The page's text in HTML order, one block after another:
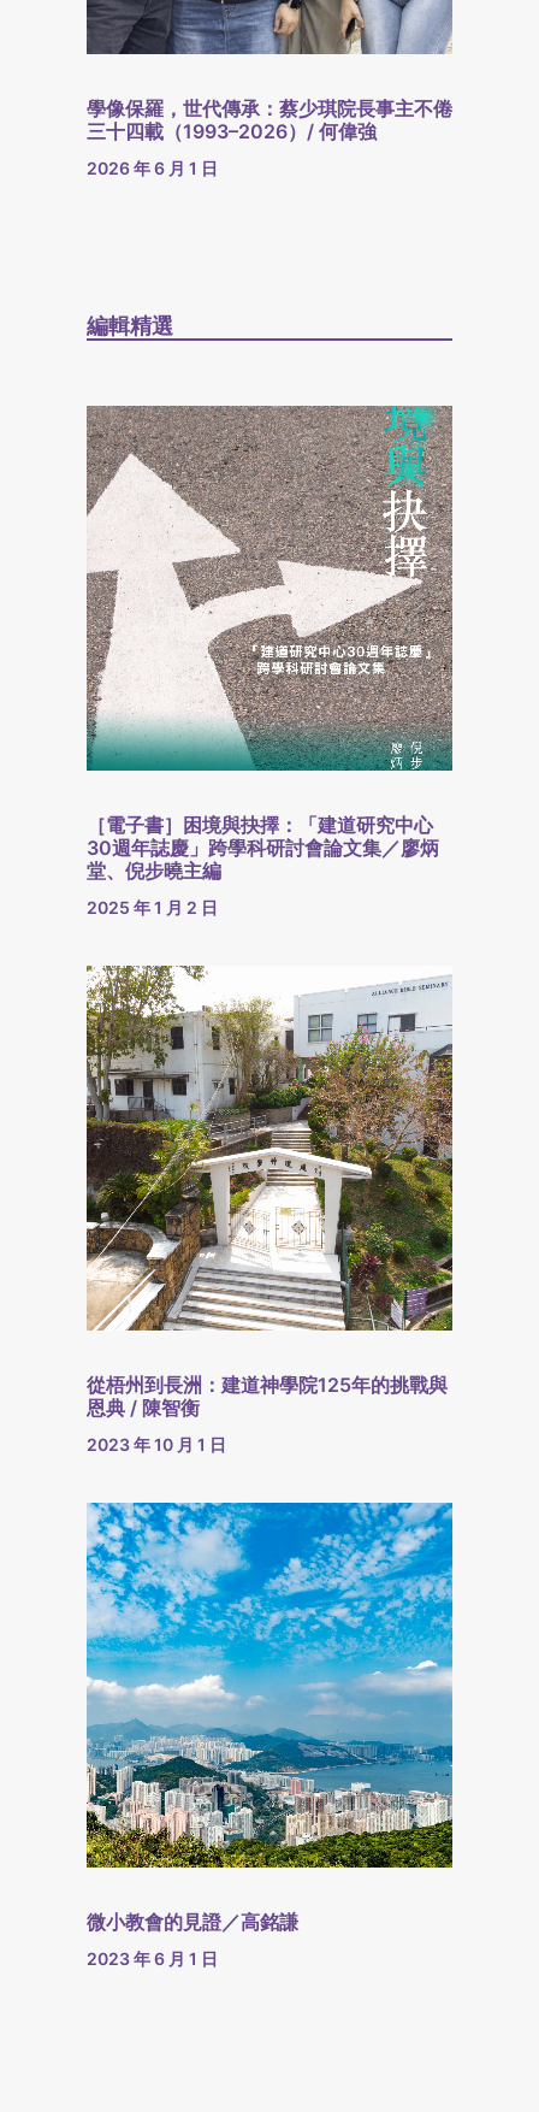
學像保羅，世代傳承：蔡少琪院長事主不倦
三十四載（1993–2026）/ 何偉強
2026 年 6 月 1 日
編輯精選
［電子書］困境與抉擇：「建道研究中心
30週年誌慶」跨學科研討會論文集／廖炳
堂、倪步曉主編
2025 年 1 月 2 日
從梧州到長洲：建道神學院125年的挑戰與
恩典 / 陳智衡
2023 年 10 月 1 日
微小教會的見證／高銘謙
2023 年 6 月 1 日